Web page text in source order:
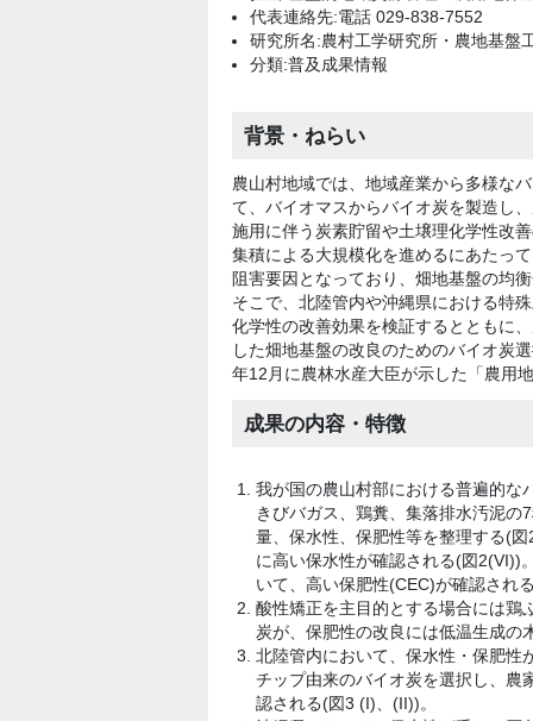
代表連絡先:電話 029-838-7552
研究所名:農村工学研究所・農地基盤
分類:普及成果情報
背景・ねらい
農山村地域では、地域産業から多様な
て、バイオマスからバイオ炭を製造し
施用に伴う炭素貯留や土壌理化学性改
集積による大規模化を進めるにあたっ
阻害要因となっており、畑地基盤の均
そこで、北陸管内や沖縄県における特
化学性の改善効果を検証するとともに
した畑地基盤の改良のためのバイオ炭
年12月に農林水産大臣が示した「農用
成果の内容・特徴
我が国の農山村部における普遍的な
きびバガス、鶏糞、集落排水汚泥
量、保水性、保肥性等を整理する(
に高い保水性が確認される(図2(VI))
いて、高い保肥性(CEC)が確認され
酸性矯正を主目的とする場合には鶏
炭が、保肥性の改良には低温生成の
北陸管内において、保水性・保肥性
チップ由来のバイオ炭を選択し、農
認される(図3 (I)、(II))。